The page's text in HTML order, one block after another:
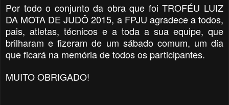
Por todo o conjunto da obra que foi TROFÉU LUIZ
DA MOTA DE JUDÔ 2015, a FPJU agradece a todos,
pais, atletas, técnicos e a toda a sua equipe, que
brilharam e fizeram de um sábado comum, um dia
que ficará na memória de todos os participantes.
MUITO OBRIGADO!